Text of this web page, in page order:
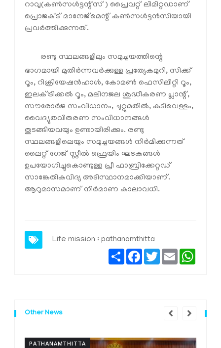
റാവു(കണ്‍സള്‍ട്ടന്റ്‌സ്) പ്രൈവറ്റ് ലിമിറ്റഡാണ്
പ്രൊജക്ട് മാനേജ്‌മെന്റ് കണ്‍സള്‍ട്ടന്‍സിയായി
പ്രവര്‍ത്തിക്കുന്നത്.
രണ്ടു സ്ഥലങ്ങളിലും സമുച്ചയത്തിന്റെ
ഭാഗമായി മുതിര്‍ന്നവര്‍ക്കുള്ള പ്രത്യേകമുറി, സിക്ക്
റൂം, റിക്രിയേഷന്‍ഹാള്‍, കോമണ്‍ ഫെസിലിറ്റി റൂം,
ഇലക്ട്രിക്കല്‍ റൂം, മലിനജല ശുദ്ധീകരണ പ്ലാന്റ്,
സൗരോര്‍ജ സംവിധാനം, ചുറ്റുമതില്‍, കുടിവെള്ളം,
വൈദ്യുതവിതരണ സംവിധാനങ്ങള്‍
തുടങ്ങിയവയും ഉണ്ടായിരിക്കും. രണ്ടു
സ്ഥലങ്ങളിലെയും സമുച്ചയങ്ങള്‍ നിര്‍മിക്കുന്നത്
ലൈറ്റ് ഗേജ് സ്റ്റീല്‍ ഫ്രെയിം ഘടകങ്ങള്‍
ഉപയോഗിച്ചുകൊണ്ടുള്ള പ്രീ ഫാബ്രിക്കേറ്റഡ്
സാങ്കേതികവിദ്യ അടിസ്ഥാനമാക്കിയാണ്.
ആറുമാസമാണ് നിര്‍മാണ കാലാവധി.
Life mission : pathanamthitta
ShareFacebook
TwitterEmail
Other News
PATHANAMTHITTA